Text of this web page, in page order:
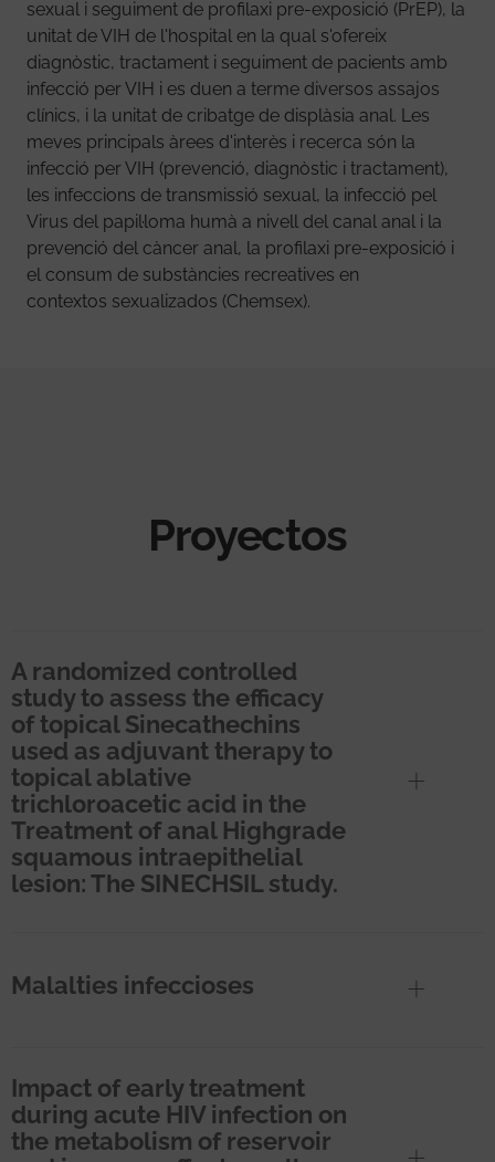
sexual i seguiment de profilaxi pre-exposició (PrEP), la
unitat de VIH de l'hospital en la qual s'ofereix
diagnòstic, tractament i seguiment de pacients amb
infecció per VIH i es duen a terme diversos assajos
clínics, i la unitat de cribatge de displàsia anal. Les
meves principals àrees d'interès i recerca són la
infecció per VIH (prevenció, diagnòstic i tractament),
les infeccions de transmissió sexual, la infecció pel
Virus del papil·loma humà a nivell del canal anal i la
prevenció del càncer anal, la profilaxi pre-exposició i
el consum de substàncies recreatives en
contextos sexualizados (Chemsex).
Proyectos
A randomized controlled
study to assess the efficacy
of topical Sinecathechins
used as adjuvant therapy to
topical ablative
trichloroacetic acid in the
Treatment of anal Highgrade
squamous intraepithelial
lesion: The SINECHSIL study.
Malalties infeccioses
Impact of early treatment
during acute HIV infection on
the metabolism of reservoir